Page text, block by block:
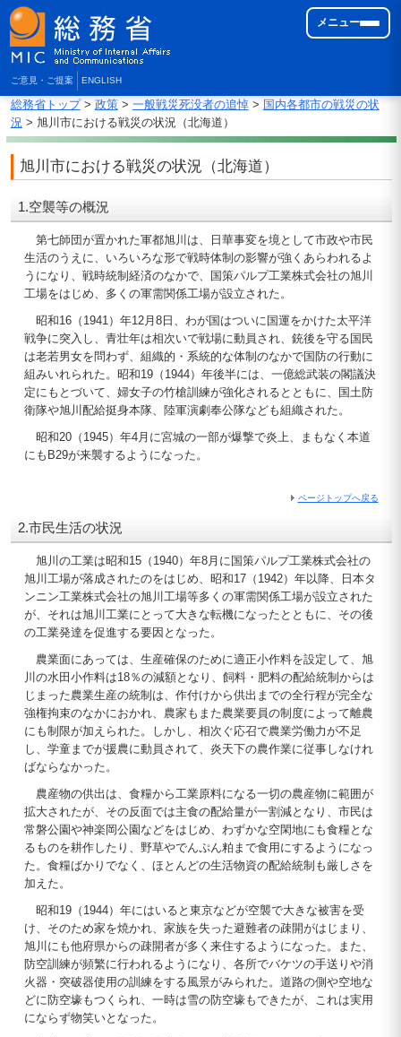
ご意見・ご提案 ENGLISH
メニュー
総務省トップ> 政策> 一般戦災死没者の追悼> 国内各都市の戦災の状
況> 旭川市における戦災の状況（北海道）
旭川市における戦災の状況（北海道）
1.空襲等の概況
第七師団が置かれた軍都旭川は、日華事変を境として市政や市民
生活のうえに、いろいろな形で戦時体制の影響が強くあらわれるよ
うになり、戦時統制経済のなかで、国策パルプ工業株式会社の旭川
工場をはじめ、多くの軍需関係工場が設立された。
昭和16（1941）年12月8日、わが国はついに国運をかけた太平洋
戦争に突入し、青壮年は相次いで戦場に動員され、銃後を守る国民
は老若男女を問わず、組織的・系統的な体制のなかで国防の行動に
組みいれられた。昭和19（1944）年後半には、一億総武装の閣議決
定にもとづいて、婦女子の竹槍訓練が強化されるとともに、国土防
衛隊や旭川配給挺身本隊、陸軍演劇奉公隊なども組織された。
昭和20（1945）年4月に宮城の一部が爆撃で炎上、まもなく本道
にもB29が来襲するようになった。
ページトップへ戻る
2.市民生活の状況
旭川の工業は昭和15（1940）年8月に国策パルプ工業株式会社の
旭川工場が落成されたのをはじめ、昭和17（1942）年以降、日本タ
ンニン工業株式会社の旭川工場等多くの軍需関係工場が設立された
が、それは旭川工業にとって大きな転機になったとともに、その後
の工業発達を促進する要因となった。
農業面にあっては、生産確保のために適正小作料を設定して、旭
川の水田小作料は18％の減額となり、飼料・肥料の配給統制からは
じまった農業生産の統制は、作付けから供出までの全行程が完全な
強権拘束のなかにおかれ、農家もまた農業要員の制度によって離農
にも制限が加えられた。しかし、相次ぐ応召で農業労働力が不足
し、学童までが援農に動員されて、炎天下の農作業に従事しなけれ
ばならなかった。
農産物の供出は、食糧から工業原料になる一切の農産物に範囲が
拡大されたが、その反面では主食の配給量が一割減となり、市民は
常磐公園や神楽岡公園などをはじめ、わずかな空閑地にも食糧とな
るものを耕作したり、野草やでんぷん粕まで食用にするようになっ
た。食糧ばかりでなく、ほとんどの生活物資の配給統制も厳しさを
加えた。
昭和19（1944）年にはいると東京などが空襲で大きな被害を受
け、そのため家を焼かれ、家族を失った避難者の疎開がはじまり、
旭川にも他府県からの疎開者が多く来住するようになった。また、
防空訓練が頻繁に行われるようになり、各所でバケツの手送りや消
火器・突破器使用の訓練をする風景がみられた。道路の側や空地な
どに防空壕もつくられ、一時は雪の防空壕もできたが、これは実用
にならず物笑いとなった。